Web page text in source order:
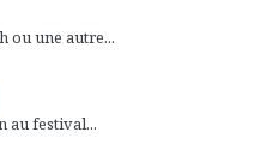
ou une autre...
au festival...